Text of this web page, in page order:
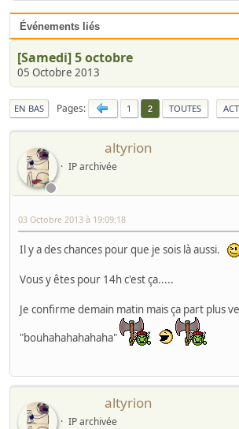
Événements liés
[Samedi] 5 octobre
05 Octobre 2013
EN BAS Pages 1 2 TOUTES
altyrion
IP archivée
03 Octobre 2013 à 19:09:18
Il y a des chances pour que je sois là aussi.
Vous y êtes pour 14h c'est ça.....
Je confirme demain matin mais ça part plus
"bouhahahahahaha"
altyrion
IP archivée